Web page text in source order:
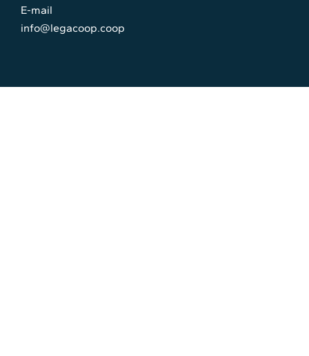
E-mail
info@legacoop.coop